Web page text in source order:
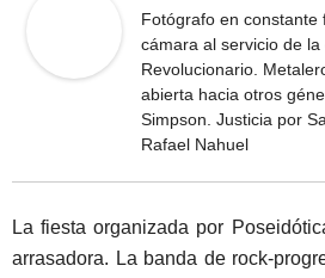
Fotógrafo en constante
cámara al servicio de
Revolucionario.
abierta hacia otros
Simpson. Justicia por
Rafael Nahuel
La fiesta organizada por
arrasadora. La banda de rock-